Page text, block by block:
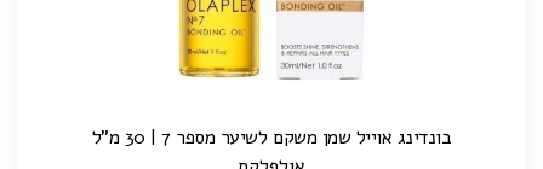
בונדינג אוייל שמן משקם לשיער מספר 7 | 30 מ"ל